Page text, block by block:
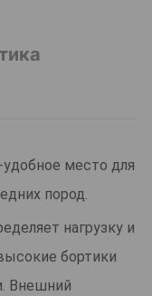
место для
пород.
нагрузку и
бортики
Внешний